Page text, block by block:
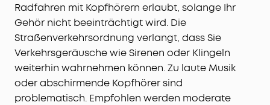
Radfahren mit Kopfhörern erlaubt, solange Ihr
Gehör nicht beeinträchtigt wird. Die
Straßenverkehrsordnung verlangt, dass Sie
Verkehrsgeräusche wie Sirenen oder Klingeln
weiterhin wahrnehmen können. Zu laute Musik
oder abschirmende Kopfhörer sind
problematisch. Empfohlen werden moderate